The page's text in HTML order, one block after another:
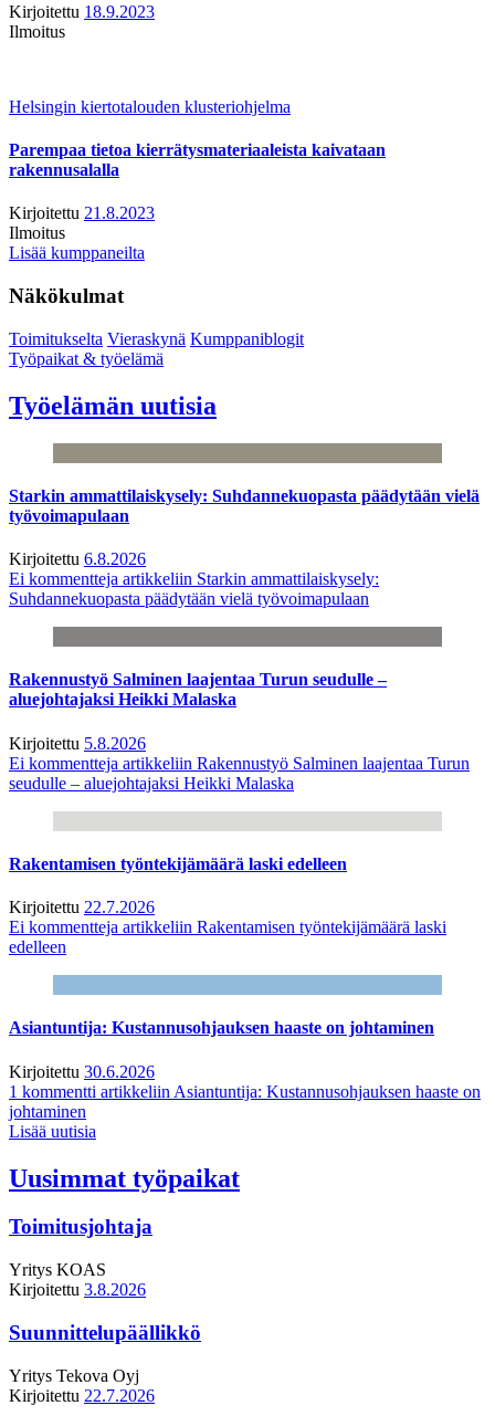
Kirjoitettu 18.9.2023
Ilmoitus
Helsingin kiertotalouden klusteriohjelma
Parempaa tietoa kierrätysmateriaaleista kaivataan
rakennusalalla
Kirjoitettu 21.8.2023
Ilmoitus
Lisää kumppaneilta
Näkökulmat
Toimitukselta Vieraskynä Kumppaniblogit
Työpaikat & työelämä
Työelämän uutisia
Starkin ammattilaiskysely: Suhdannekuopasta päädytään vielä
työvoimapulaan
Kirjoitettu 6.8.2026
Ei kommentteja artikkeliin Starkin ammattilaiskysely:
Suhdannekuopasta päädytään vielä työvoimapulaan
Rakennustyö Salminen laajentaa Turun seudulle –
aluejohtajaksi Heikki Malaska
Kirjoitettu 5.8.2026
Ei kommentteja artikkeliin Rakennustyö Salminen laajentaa Turun
seudulle – aluejohtajaksi Heikki Malaska
Rakentamisen työntekijämäärä laski edelleen
Kirjoitettu 22.7.2026
Ei kommentteja artikkeliin Rakentamisen työntekijämäärä laski
edelleen
Asiantuntija: Kustannusohjauksen haaste on johtaminen
Kirjoitettu 30.6.2026
1 kommentti artikkeliin Asiantuntija: Kustannusohjauksen haaste on
johtaminen
Lisää uutisia
Uusimmat työpaikat
Toimitusjohtaja
Yritys KOAS
Kirjoitettu 3.8.2026
Suunnittelupäällikkö
Yritys Tekova Oyj
Kirjoitettu 22.7.2026